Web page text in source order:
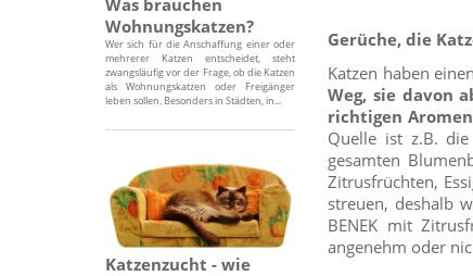
Wohnungskatzen?
Wer sich für die Anschaffung einer oder
mehrerer Katzen entscheidet, steht
zwangsläufig vor der Frage, ob die Katzen
als Wohnungskatzen oder Freigänger
leben sollen. Besonders in Städten, in...
Katzenzucht - wie
Gerüche, die
Katzen haben
Weg, sie davon
richtigen
Quelle ist z.B.
gesamten
Zitrusfrüchten,
streuen, deshalb
BENEK mit
angenehm oder